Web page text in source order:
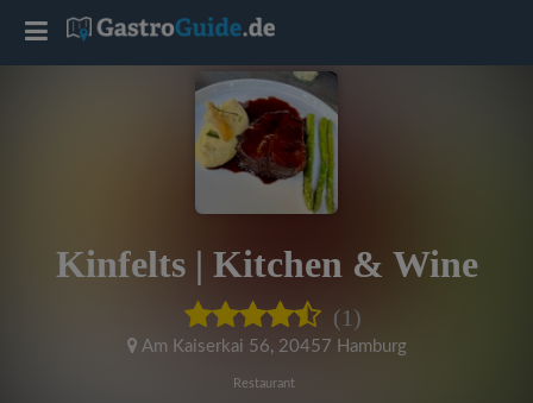
Kinfelts | Kitchen & Wine
(1)
Am Kaiserkai 56, 20457 Hamburg
Restaurant
T